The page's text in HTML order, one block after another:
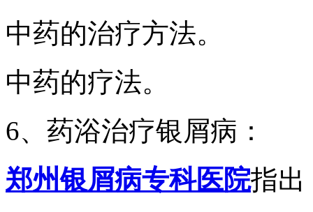
中药的治疗方法。
中药的疗法。
6、药浴治疗银屑病：
郑州银屑病专科医院指出